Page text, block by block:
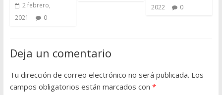
2 febrero,
2021
0
2022
0
Deja un comentario
Tu dirección de correo electrónico no será publicada. Los
campos obligatorios están marcados con *